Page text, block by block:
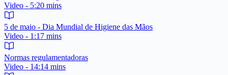
Video - 5:20 mins
5 de maio - Dia Mundial de Higiene das Mãos
Video - 1:17 mins
Normas regulamentadoras
Video - 14:14 mins